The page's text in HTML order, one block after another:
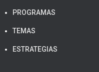
PROGRAMAS
TEMAS
ESTRATEGIAS